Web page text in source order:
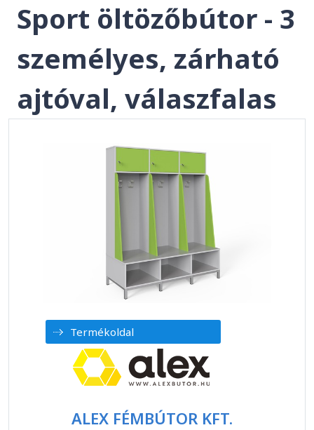
Sport öltözőbútor - 3
személyes, zárható
ajtóval, válaszfalas
Termékoldal
ALEX FÉMBÚTOR KFT.